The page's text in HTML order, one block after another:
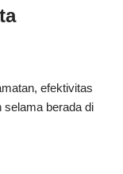
efektivitas
berada di